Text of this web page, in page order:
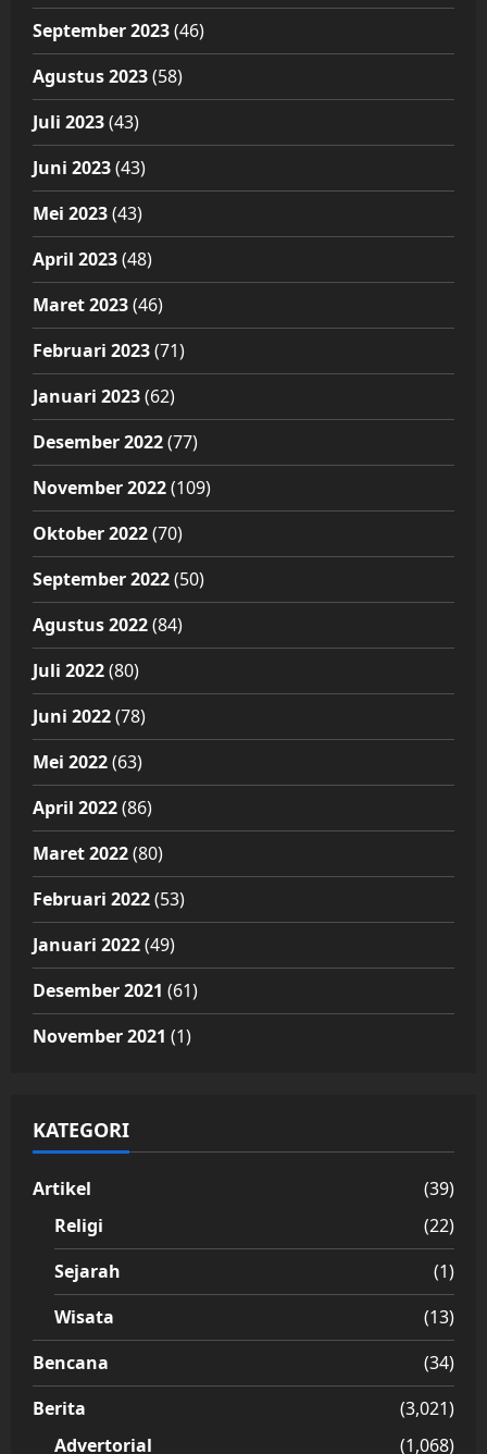
September 2023(46)
Agustus 2023(58)
Juli 2023(43)
Juni 2023(43)
Mei 2023(43)
April 2023(48)
Maret 2023(46)
Februari 2023(71)
Januari 2023(62)
Desember 2022(77)
November 2022(109)
Oktober 2022(70)
September 2022(50)
Agustus 2022(84)
Juli 2022(80)
Juni 2022(78)
Mei 2022(63)
April 2022(86)
Maret 2022(80)
Februari 2022(53)
Januari 2022(49)
Desember 2021 (61)
November 2021 (1)
KATEGORI
Artikel
(39)
Religi
(22)
Sejarah
(1)
Wisata
(13)
Bencana
(34)
Berita
(3,021)
Advertorial
(1,068)